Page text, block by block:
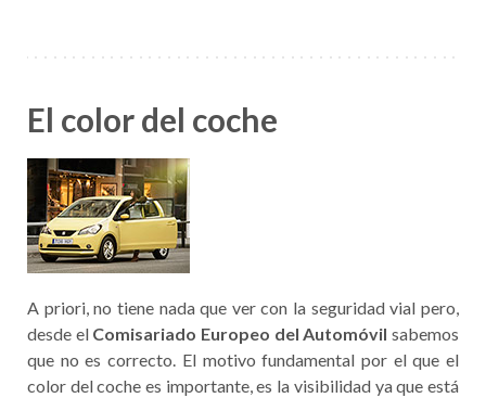
El color del coche
A priori, no tiene nada que ver con la seguridad vial pero,
desde el Comisariado Europeo del Automóvil sabemos
que no es correcto. El motivo fundamental por el que el
color del coche es importante, es la visibilidad ya que está